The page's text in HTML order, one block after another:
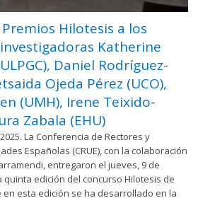
Hilotesis a los
Katherine
Daniel Rodríguez-
Ojeda Pérez (UCO),
(UMH), Irene Teixido-
Zabala (EHU)
La Conferencia de Rectores y
Españolas (CRUE), con la colaboración
entregaron el jueves, 9 de
quinta edición del concurso Hilotesis de
en esta edición se ha desarrollado en la